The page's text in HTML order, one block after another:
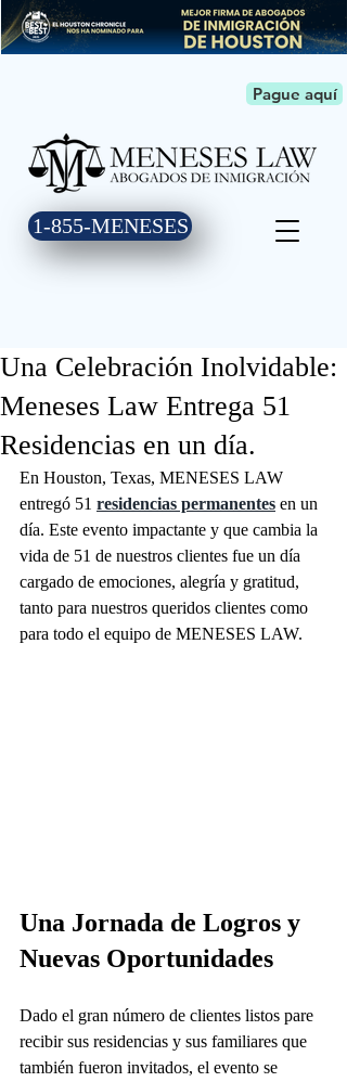
Pague aquí
1-855-MENESES
Una Celebración Inolvidable:
Meneses Law Entrega 51
Residencias en un día.
En Houston, Texas, MENESES LAW
entregó 51 residencias permanentes en un
día. Este evento impactante y que cambia la
vida de 51 de nuestros clientes fue un día
cargado de emociones, alegría y gratitud,
tanto para nuestros queridos clientes como
para todo el equipo de MENESES LAW.
Una Jornada de Logros y
Nuevas Oportunidades
Dado el gran número de clientes listos pare
recibir sus residencias y sus familiares que
también fueron invitados, el evento se